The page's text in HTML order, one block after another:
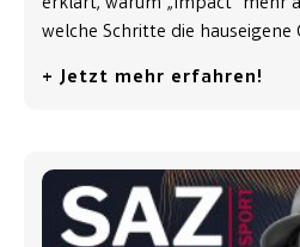
welche Schritte die hauseigene
+ Jetzt mehr erfahren!